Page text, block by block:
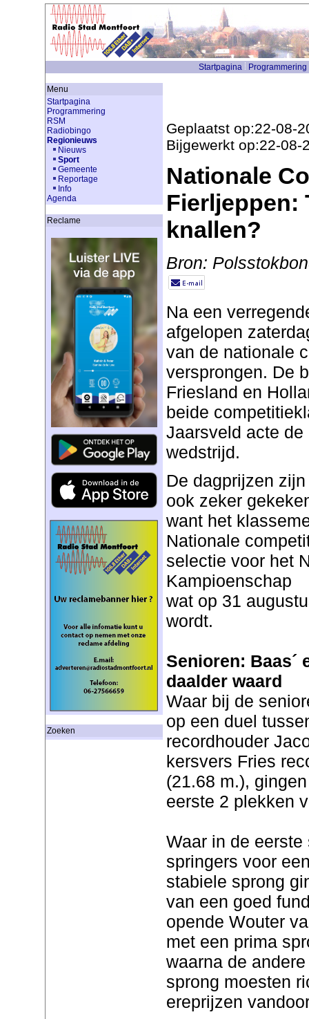
Startpagina Programmering
Menu
Startpagina
Programmering
RSM
Radiobingo
Regionieuws
Nieuws
Sport
Gemeente
Reportage
Info
Agenda
Reclame
Zoeken
Geplaatst op:22-08-
Bijgewerkt op:22-08-
Nationale
Fierljeppen:
knallen?
Bron:
Na een
afgelopen
van de nationale
versprongen. De
Friesland en
beide
Jaarsveld acte
wedstrijd.
De dagprijzen
ook zeker
want het
Nationale
selectie voor het
Kampioenschap
wat op 31
wordt.
Senioren: Baas´
daalder waard
Waar bij de
op een duel
recordhouder
kersvers Fries
(21.68 m.),
eerste 2 plekken
Waar in de
springers voor
stabiele sprong
van een goed
opende Wouter
met een prima
waarna de
sprong moesten
ereprijzen